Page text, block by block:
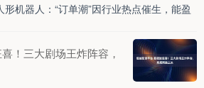
机器人：“订单潮”因行业热点催生，能盈
！三大剧场王炸阵容，